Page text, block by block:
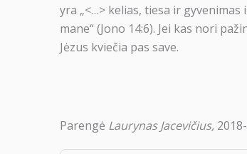
yra „<…> kelias, tiesa ir
mane“ (Jono 14:6). Jei kas nori
Jėzus kviečia pas save.
Parengė Laurynas Jacevičius,